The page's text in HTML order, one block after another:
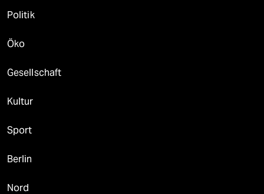
Politik
Öko
Gesellschaft
Kultur
Sport
Berlin
Nord